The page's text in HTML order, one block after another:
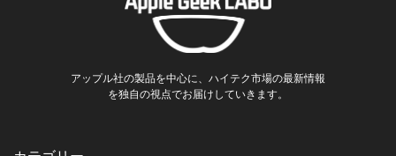
アップル社の製品を中心に、ハイテク市場の最新情報
を独自の視点でお届けしていきます。